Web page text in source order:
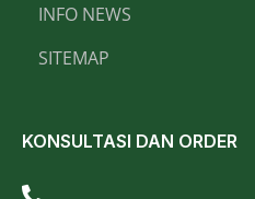
INFO NEWS
SITEMAP
KONSULTASI DAN ORDER